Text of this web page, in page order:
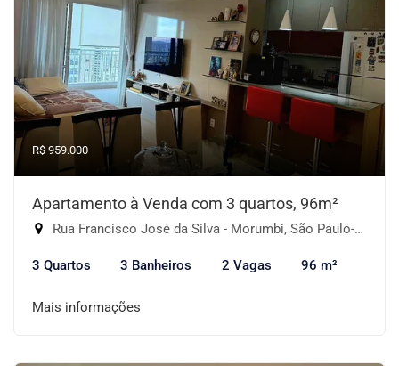
R$ 959.000
Apartamento à Venda com 3 quartos, 96m²
Rua Francisco José da Silva - Morumbi, São Paulo-SP
3 Quartos 3 Banheiros 2 Vagas 96 m²
Mais informações